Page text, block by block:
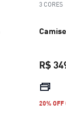
3 CORES
R$
20% OFF